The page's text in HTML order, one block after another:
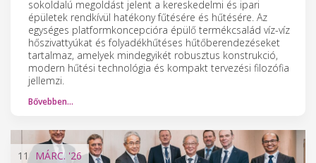
sokoldalú megoldást jelent a kereskedelmi és ipari
épületek rendkívül hatékony fűtésére és hűtésére. Az
egységes platformkoncepcióra épülő termékcsalád víz-víz
hőszivattyúkat és folyadékhűtéses hűtőberendezéseket
tartalmaz, amelyek mindegyikét robusztus konstrukció,
modern hűtési technológia és kompakt tervezési filozófia
jellemzi.
Bővebben…
11 MÁRC. '26